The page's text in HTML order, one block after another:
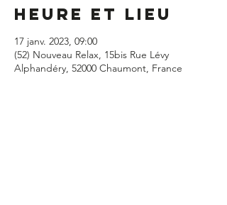
Heure et lieu
17 janv. 2023, 09:00
(52) Nouveau Relax, 15bis Rue Lévy
Alphandéry, 52000 Chaumont, France